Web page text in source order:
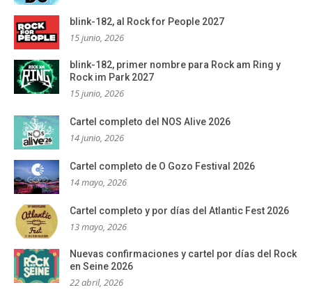
blink-182, al Rock for People 2027
15 junio, 2026
blink-182, primer nombre para Rock am Ring y
Rock im Park 2027
15 junio, 2026
Cartel completo del NOS Alive 2026
14 junio, 2026
Cartel completo de O Gozo Festival 2026
14 mayo, 2026
Cartel completo y por días del Atlantic Fest 2026
13 mayo, 2026
Nuevas confirmaciones y cartel por días del Rock
en Seine 2026
22 abril, 2026